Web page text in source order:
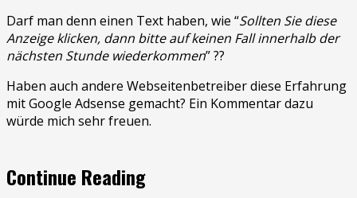
Darf man denn einen Text haben, wie “Sollten Sie diese
Anzeige klicken, dann bitte auf keinen Fall innerhalb der
nächsten Stunde wiederkommen” ??
Haben auch andere Webseitenbetreiber diese Erfahrung
mit Google Adsense gemacht? Ein Kommentar dazu
würde mich sehr freuen.
Continue Reading